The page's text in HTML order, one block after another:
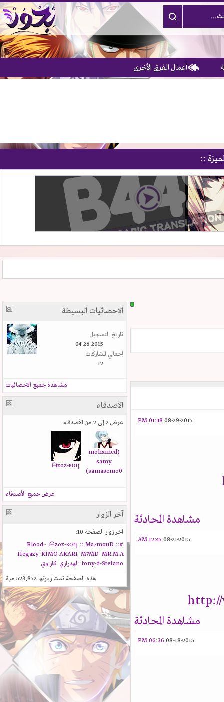
أعمال الفرق الأخرى
::
08-29-2015
01:48 PM
مشاهدة المحادثة
08-21-2015
12:45 AM
http://
مشاهدة المحادثة
08-18-2015
06:36 PM
الاحصائيات البسيطة
تاريخ التسجيل
04-28-2015
إجمالي المشاركات
12
مشاهدة جميع الاحصائيات
الأصدقاء
عرض 2 إلى 2 من الأصدقاء
(mohamed
samy
(samasemo0
ᗩzoz-кση
عرض جميع الأصدقاء
آخر الزوار
اخر زوار الصفحة 10:
#Blood~
ᗩzoz-кση
:: Ma7mouD ::
Hegazy
KIMO AKARI M7MD
MR.M.A
tony-d-Stefano
الهدرازي
كازاوي
هذه الصفحة تمت زيارتها523,852مرة